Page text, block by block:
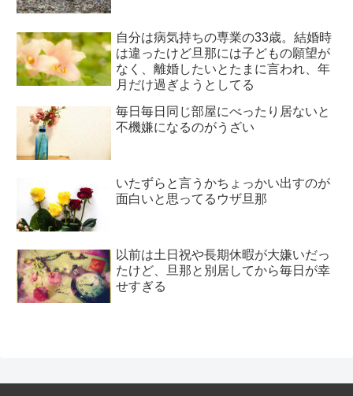
自分は病気持ちの専業の33歳。結婚時
は違ったけど旦那には子どもの願望が
なく、離婚したいとたまに言われ、年
月だけ過ぎようとしてる
毎日毎日同じ部屋にべったり居ないと
不機嫌になるのがうざい
いたずらと言うかちょっかい出すのが
面白いと思ってるウザ旦那
以前は土日祝や長期休暇が大嫌いだっ
たけど、旦那と別居してから毎日が幸
せすぎる